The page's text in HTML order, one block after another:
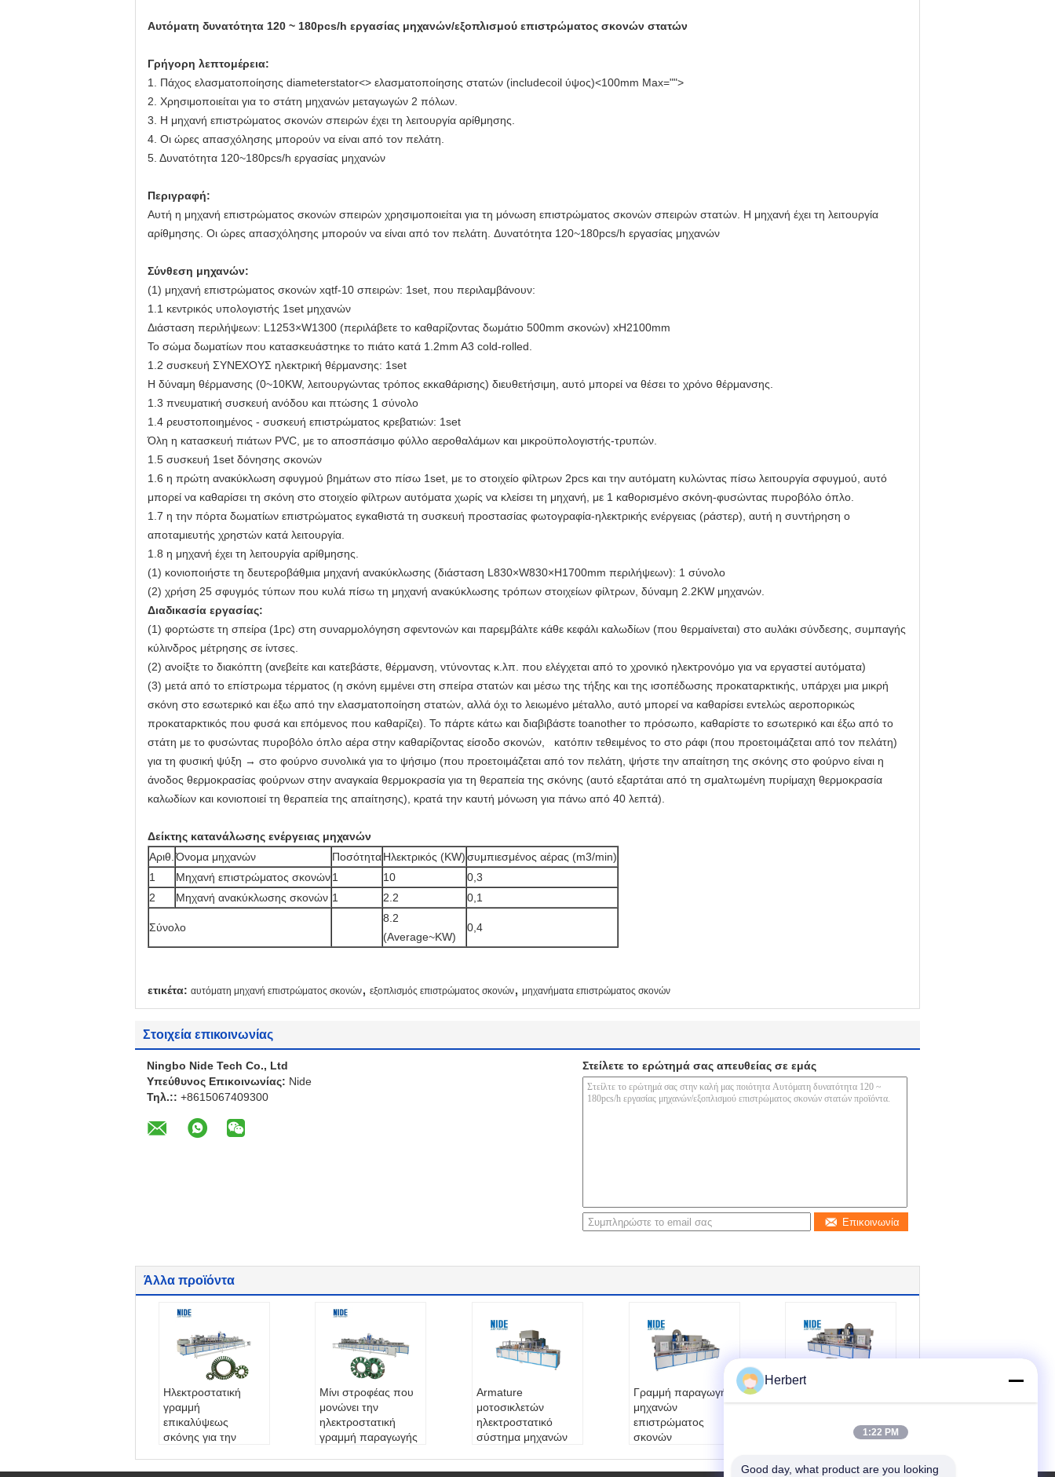
Αυτόματη δυνατότητα 120 ~ 180pcs/h εργασίας μηχανών/εξοπλισμού επιστρώματος σκονών στατών
Γρήγορη λεπτομέρεια:
1. Πάχος ελασματοποίησης diameterstator<> ελασματοποίησης στατών (includecoil ύψος)<100mm Max="">
2. Χρησιμοποιείται για το στάτη μηχανών μεταγωγών 2 πόλων.
3. Η μηχανή επιστρώματος σκονών σπειρών έχει τη λειτουργία αρίθμησης.
4. Οι ώρες απασχόλησης μπορούν να είναι από τον πελάτη.
5. Δυνατότητα 120~180pcs/h εργασίας μηχανών
Περιγραφή:
Αυτή η μηχανή επιστρώματος σκονών σπειρών χρησιμοποιείται για τη μόνωση επιστρώματος σκονών σπειρών στατών. Η μηχανή έχει τη λειτουργία
αρίθμησης. Οι ώρες απασχόλησης μπορούν να είναι από τον πελάτη. Δυνατότητα 120~180pcs/h εργασίας μηχανών
Σύνθεση μηχανών:
(1) μηχανή επιστρώματος σκονών xqtf-10 σπειρών: 1set, που περιλαμβάνουν:
1.1 κεντρικός υπολογιστής 1set μηχανών
Διάσταση περιλήψεων: L1253×W1300 (περιλάβετε το καθαρίζοντας δωμάτιο 500mm σκονών) xH2100mm
Το σώμα δωματίων που κατασκευάστηκε το πιάτο κατά 1.2mm A3 cold-rolled.
1.2 συσκευή ΣΥΝΕΧΟΥΣ ηλεκτρική θέρμανσης: 1set
Η δύναμη θέρμανσης (0~10KW, λειτουργώντας τρόπος εκκαθάρισης) διευθετήσιμη, αυτό μπορεί να θέσει το χρόνο θέρμανσης.
1.3 πνευματική συσκευή ανόδου και πτώσης 1 σύνολο
1.4 ρευστοποιημένος - συσκευή επιστρώματος κρεβατιών: 1set
Όλη η κατασκευή πιάτων PVC, με το αποσπάσιμο φύλλο αεροθαλάμων και μικροϋπολογιστής-τρυπών.
1.5 συσκευή 1set δόνησης σκονών
1.6 η πρώτη ανακύκλωση σφυγμού βημάτων στο πίσω 1set, με το στοιχείο φίλτρων 2pcs και την αυτόματη κυλώντας πίσω λειτουργία σφυγμού, αυτό
μπορεί να καθαρίσει τη σκόνη στο στοιχείο φίλτρων αυτόματα χωρίς να κλείσει τη μηχανή, με 1 καθορισμένο σκόνη-φυσώντας πυροβόλο όπλο.
1.7 η την πόρτα δωματίων επιστρώματος εγκαθιστά τη συσκευή προστασίας φωτογραφία-ηλεκτρικής ενέργειας (ράστερ), αυτή η συντήρηση ο
αποταμιευτής χρηστών κατά λειτουργία.
1.8 η μηχανή έχει τη λειτουργία αρίθμησης.
(1) κονιοποιήστε τη δευτεροβάθμια μηχανή ανακύκλωσης (διάσταση L830×W830×H1700mm περιλήψεων): 1 σύνολο
(2) χρήση 25 σφυγμός τύπων που κυλά πίσω τη μηχανή ανακύκλωσης τρόπων στοιχείων φίλτρων, δύναμη 2.2KW μηχανών.
Διαδικασία εργασίας:
(1) φορτώστε τη σπείρα (1pc) στη συναρμολόγηση σφεντονών και παρεμβάλτε κάθε κεφάλι καλωδίων (που θερμαίνεται) στο αυλάκι σύνδεσης, συμπαγής
κύλινδρος μέτρησης σε ίντσες.
(2) ανοίξτε το διακόπτη (ανεβείτε και κατεβάστε, θέρμανση, ντύνοντας κ.λπ. που ελέγχεται από το χρονικό ηλεκτρονόμο για να εργαστεί αυτόματα)
(3) μετά από το επίστρωμα τέρματος (η σκόνη εμμένει στη σπείρα στατών και μέσω της τήξης και της ισοπέδωσης προκαταρκτικής, υπάρχει μια μικρή
σκόνη στο εσωτερικό και έξω από την ελασματοποίηση στατών, αλλά όχι το λειωμένο μέταλλο, αυτό μπορεί να καθαρίσει εντελώς αεροπορικώς
προκαταρκτικός που φυσά και επόμενος που καθαρίζει). Το πάρτε κάτω και διαβιβάστε toanother το πρόσωπο, καθαρίστε το εσωτερικό και έξω από το
στάτη με το φυσώντας πυροβόλο όπλο αέρα στην καθαρίζοντας είσοδο σκονών, κατόπιν τεθειμένος το στο ράφι (που προετοιμάζεται από τον πελάτη)
για τη φυσική ψύξη → στο φούρνο συνολικά για το ψήσιμο (που προετοιμάζεται από τον πελάτη, ψήστε την απαίτηση της σκόνης στο φούρνο είναι η
άνοδος θερμοκρασίας φούρνων στην αναγκαία θερμοκρασία για τη θεραπεία της σκόνης (αυτό εξαρτάται από τη σμαλτωμένη πυρίμαχη θερμοκρασία
καλωδίων και κονιοποιεί τη θεραπεία της απαίτησης), κρατά την καυτή μόνωση για πάνω από 40 λεπτά).
Δείκτης κατανάλωσης ενέργειας μηχανών
Αριθ. Όνομα μηχανών ΠοσότηταΗλεκτρικός (KW)συμπιεσμένος αέρας (m3/min)
1
Μηχανή επιστρώματος σκονών1 10
0,3
2
Μηχανή ανακύκλωσης σκονών 1 2.2 0,1
Σύνολο
8.2
(Average~KW)
0,4
ετικέτα: αυτόματη μηχανή επιστρώματος σκονών, εξοπλισμός επιστρώματος σκονών, μηχανήματα επιστρώματος σκονών
Στοιχεία επικοινωνίας
Ningbo Nide Tech Co., Ltd
Υπεύθυνος Επικοινωνίας: Nide
Τηλ.:: +8615067409300
Στείλετε το ερώτημά σας απευθείας σε εμάς
Επικοινωνία
Άλλα προϊόντα
Ηλεκτροστατική
γραμμή
επικαλύψεως
σκόνης για την
Μίνι στροφέας που
μονώνει την
ηλεκτροστατική
γραμμή παραγωγής
Armature
μοτοσικλετών
ηλεκτροστατικό
σύστημα μηχανών
Γραμμή παραγωγής
μηχανών
επιστρώματος
σκονών
μηχανή
σκονών με την
Armature το
Herbert
1:22 PM
Good day, what product are you looking